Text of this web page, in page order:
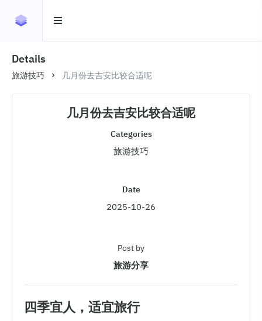
Details
旅游技巧 几月份去吉安比较合适呢
几月份去吉安比较合适呢
Categories
旅游技巧
Date
2025-10-26
Post by
旅游分享
四季宜人，适宜旅行